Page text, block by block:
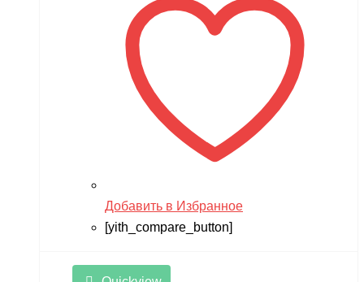
Добавить в Избранное
[yith_compare_button]